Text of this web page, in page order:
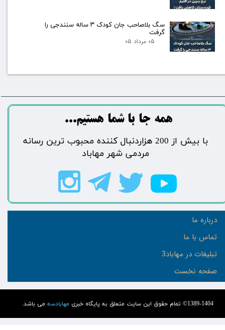
سگ بلاصاحب جان کودک ۳ ساله سنندجی را
گرفت
۰۵ مرداد ۰۵
1389-1404© تمام حقوق این سایت متعلق به پایگاه خبری مهابادسه می باشد.
درباره ما
تماس با ما
تبلیغات در مهاباد3
صفحه نخست
​​​همه جا با شما هستیم...​​​​​​​​​​​​​​
​با بیش از 200 هزاردنبال کننده محبوب ترین رسانه
مردمی شهر مهاباد​​​​​​​​​​​​​​